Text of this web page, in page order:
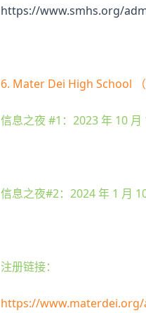
https://www.smhs.org/
6. Mater Dei High School （
信息之夜 #1：2023 年 10 月
信息之夜#2：2024 年 1 月
注册链接：
https://www.materdei.org/